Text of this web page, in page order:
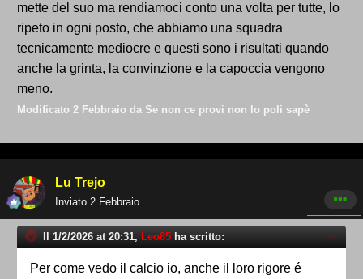
mette del suo ma rendiamoci conto una volta per tutte, lo
ripeto in ogni posto, che abbiamo una squadra
tecnicamente mediocre e questi sono i risultati quando
anche la grinta, la convinzione e la capoccia vengono
meno.
Modificato 2 Febbraio da Se non ce provi non lo poli sapè
Lu Trejo
Inviato 2 Febbraio
Il 1/2/2026 at 20:31, Leo85 ha scritto:
Per come vedo il calcio io, anche il loro rigore é